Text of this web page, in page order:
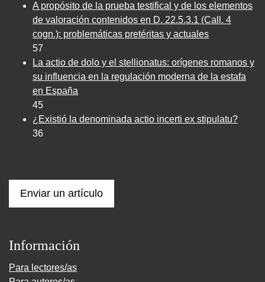
A propósito de la prueba testifical y de los elementos
de valoración contenidos en D. 22.5.3.1 (Call. 4
cogn.): problemáticas pretéritas y actuales
57
La actio de dolo y el stellionatus: orígenes romanos y
su influencia en la regulación moderna de la estafa
en España
45
¿Existió la denominada actio incerti ex stipulatu?
36
Enviar un artículo
Información
Para lectores/as